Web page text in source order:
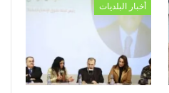
أخبار البلديات